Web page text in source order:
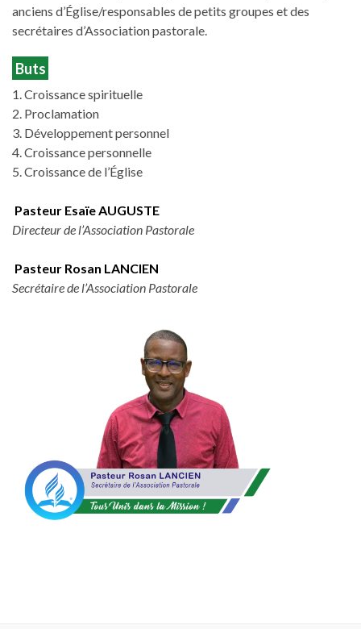
anciens d’Église/responsables de petits groupes et des
secrétaires d’Association pastorale.
Buts
1. Croissance spirituelle
2. Proclamation
3. Développement personnel
4. Croissance personnelle
5. Croissance de l’Église
Pasteur Esaïe AUGUSTE
Directeur de l’Association Pastorale
Pasteur Rosan LANCIEN
Secrétaire de l’Association Pastorale